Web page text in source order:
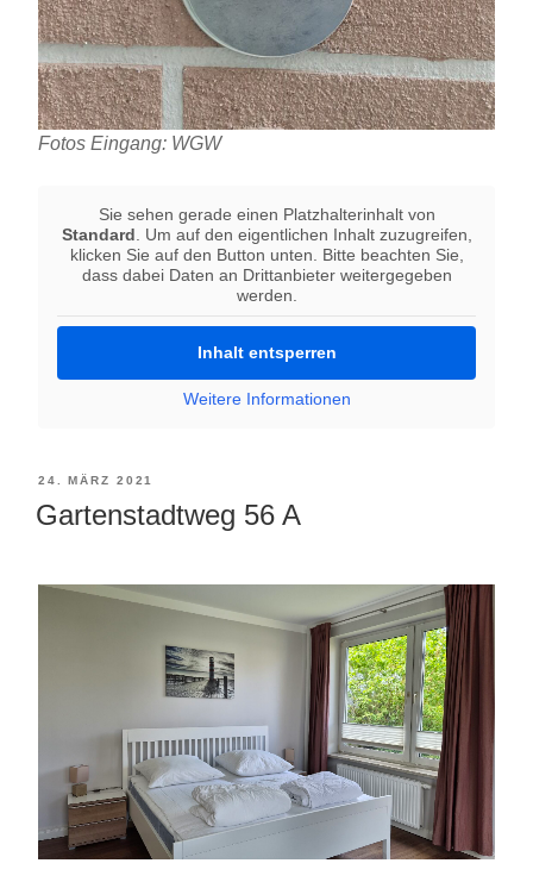
Fotos Eingang: WGW
Sie sehen gerade einen Platzhalterinhalt von
Standard . Um auf den eigentlichen Inhalt zuzugreifen,
klicken Sie auf den Button unten. Bitte beachten Sie,
dass dabei Daten an Drittanbieter weitergegeben
werden.
Inhalt entsperren
Weitere Informationen
VERÖFFENTLICHT
AM
24. MÄRZ 2021
Gartenstadtweg 56 A